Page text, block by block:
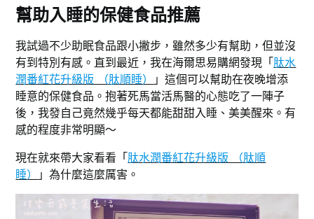
幫助入睡的保健食品推薦
我試過不少助眠食品跟小撇步，雖然多少有幫助，但並沒
有到特別有感。直到最近，我在海爾思易購網發現「肽水
潤番紅花升級版 （肽順睡）
」這個可以幫助在夜晚增添
睡意的保健食品。抱著死馬當活馬醫的心態吃了一陣子
後，我發自己竟然幾乎每天都能甜甜入睡、美美醒來。有
感的程度非常明顯～
現在就來帶大家看看「肽水潤番紅花升級版 （肽順
睡）
」為什麼這麼厲害。